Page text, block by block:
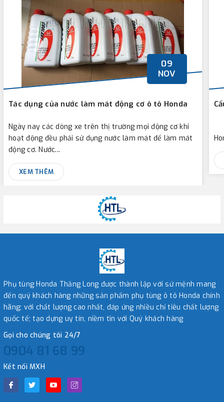
09
NOV
Tác dụng của nước làm mát động cơ ô tô Honda
Ngày nay các dòng xe trên thị trường mọi động cơ khi
hoạt động đều phải sử dụng nước làm mát để làm mát
động cơ. Nước...
XEM THÊM
Phụ tùng Honda Thăng Long được thành lập với sứ mệnh mang
đến quý khách hàng những sản phẩm phụ tùng ô tô Honda chính
hãng; với chất lượng cao nhất, đáp ứng nhiều chỉ tiêu chất lượng
quốc tế; tạo dựng uy tín, niềm tin với Quý khách hàng
Gọi cho chúng tôi 24/7
0904 81 68 99
Kết nối MXH